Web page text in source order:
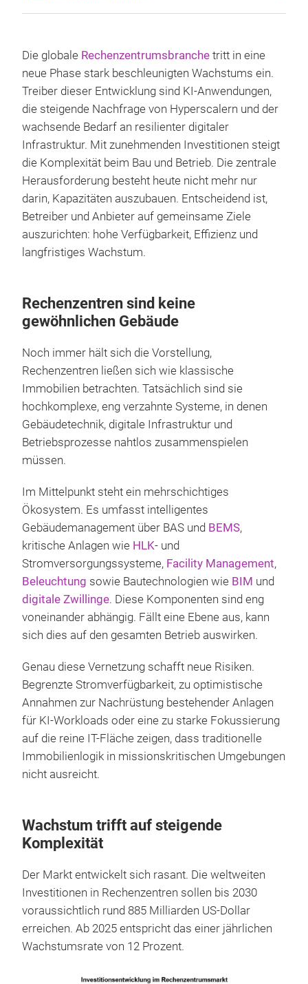
Die globale Rechenzentrumsbranche tritt in eine
neue Phase stark beschleunigten Wachstums ein.
Treiber dieser Entwicklung sind KI-Anwendungen,
die steigende Nachfrage von Hyperscalern und der
wachsende Bedarf an resilienter digitaler
Infrastruktur. Mit zunehmenden Investitionen steigt
die Komplexität beim Bau und Betrieb. Die zentrale
Herausforderung besteht heute nicht mehr nur
darin, Kapazitäten auszubauen. Entscheidend ist,
Betreiber und Anbieter auf gemeinsame Ziele
auszurichten: hohe Verfügbarkeit, Effizienz und
langfristiges Wachstum.
Rechenzentren sind keine
gewöhnlichen Gebäude
Noch immer hält sich die Vorstellung,
Rechenzentren ließen sich wie klassische
Immobilien betrachten. Tatsächlich sind sie
hochkomplexe, eng verzahnte Systeme, in denen
Gebäudetechnik, digitale Infrastruktur und
Betriebsprozesse nahtlos zusammenspielen
müssen.
Im Mittelpunkt steht ein mehrschichtiges
Ökosystem. Es umfasst intelligentes
Gebäudemanagement über BAS und BEMS,
kritische Anlagen wie HLK- und
Stromversorgungssysteme, Facility Management,
Beleuchtung sowie Bautechnologien wie BIM und
digitale Zwillinge. Diese Komponenten sind eng
voneinander abhängig. Fällt eine Ebene aus, kann
sich dies auf den gesamten Betrieb auswirken.
Genau diese Vernetzung schafft neue Risiken.
Begrenzte Stromverfügbarkeit, zu optimistische
Annahmen zur Nachrüstung bestehender Anlagen
für KI-Workloads oder eine zu starke Fokussierung
auf die reine IT-Fläche zeigen, dass traditionelle
Immobilienlogik in missionskritischen Umgebungen
nicht ausreicht.
Wachstum trifft auf steigende
Komplexität
Der Markt entwickelt sich rasant. Die weltweiten
Investitionen in Rechenzentren sollen bis 2030
voraussichtlich rund 885 Milliarden US-Dollar
erreichen. Ab 2025 entspricht das einer jährlichen
Wachstumsrate von 12 Prozent.